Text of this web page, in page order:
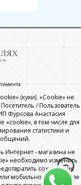
(куки). «Cookie» не
/ Пользователь
Фурсова Анастасия
«cookie», в том числе для
статистики и
Интернет - магазина не
необходимо изменить
сохранение
мобильном устройстве